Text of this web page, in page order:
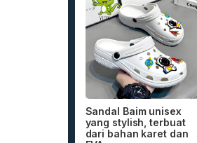
Sandal Baim unisex
yang stylish, terbuat
dari bahan karet dan